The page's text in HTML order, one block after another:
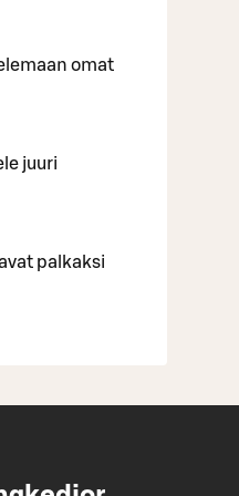
omat
juuri
palkaksi